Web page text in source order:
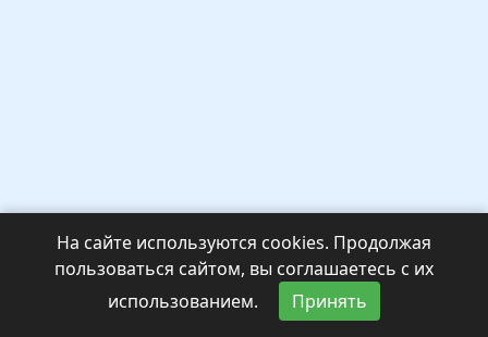
На сайте используются cookies. Продолжая
пользоваться сайтом, вы соглашаетесь с их
использованием.
Принять